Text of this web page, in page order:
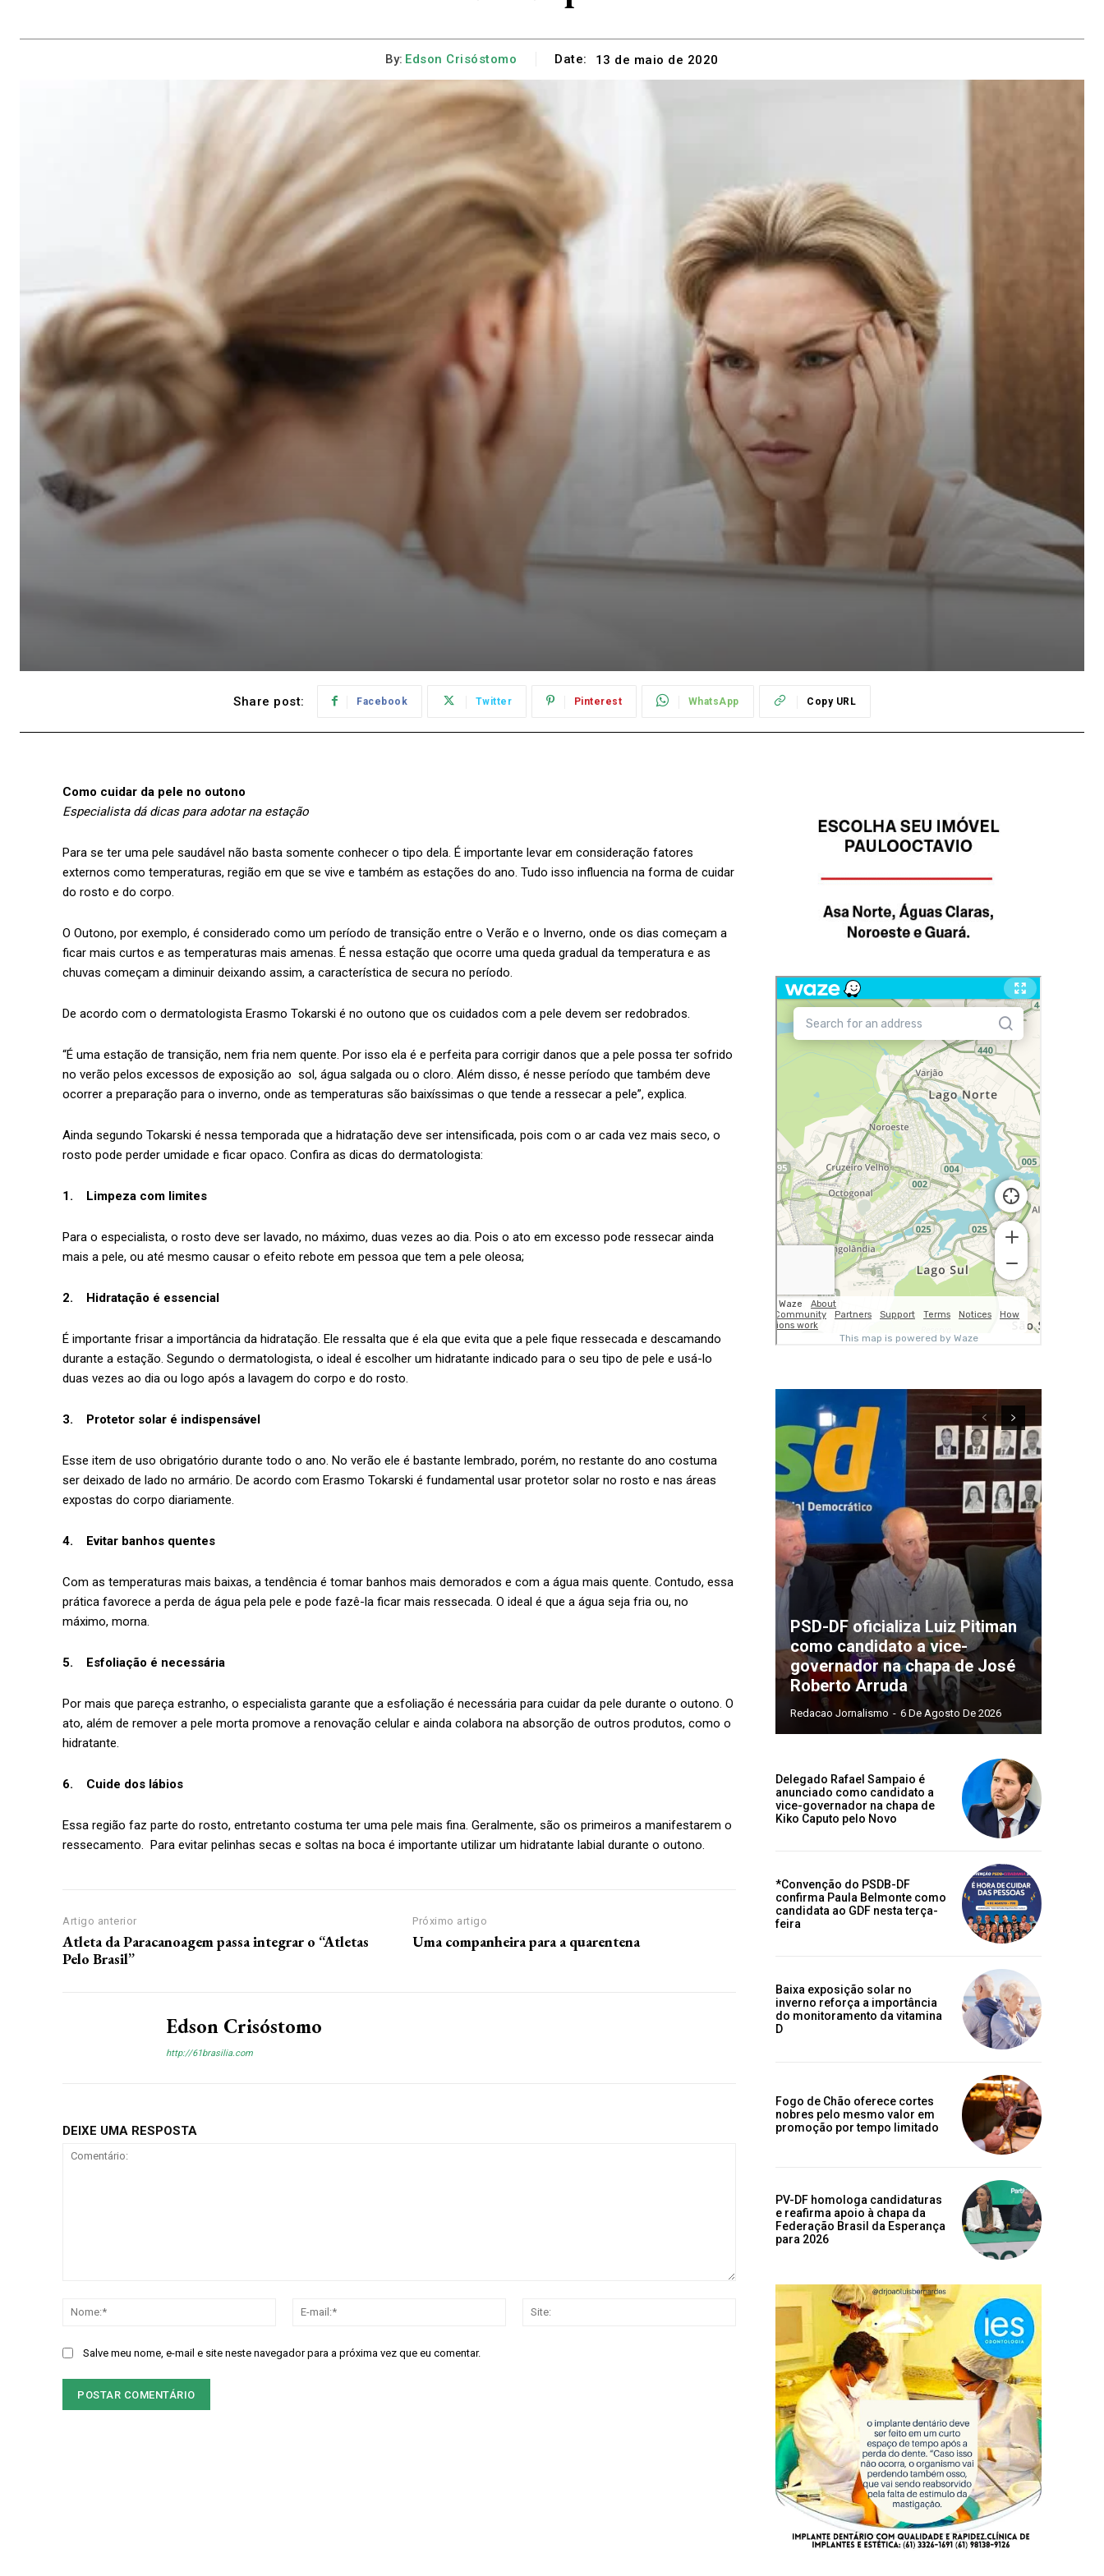
By: Edson Crisóstomo Date: 13 de maio de 2020
Share post: Facebook Twitter Pinterest WhatsApp Copy URL
Como cuidar da pele no outono
Especialista dá dicas para adotar na estação
Para se ter uma pele saudável não basta somente conhecer o tipo dela. É importante levar em consideração fatores
externos como temperaturas, região em que se vive e também as estações do ano. Tudo isso influencia na forma de cuidar
do rosto e do corpo.
O Outono, por exemplo, é considerado como um período de transição entre o Verão e o Inverno, onde os dias começam a
ficar mais curtos e as temperaturas mais amenas. É nessa estação que ocorre uma queda gradual da temperatura e as
chuvas começam a diminuir deixando assim, a característica de secura no período.
De acordo com o dermatologista Erasmo Tokarski é no outono que os cuidados com a pele devem ser redobrados.
“É uma estação de transição, nem fria nem quente. Por isso ela é e perfeita para corrigir danos que a pele possa ter sofrido
no verão pelos excessos de exposição ao sol, água salgada ou o cloro. Além disso, é nesse período que também deve
ocorrer a preparação para o inverno, onde as temperaturas são baixíssimas o que tende a ressecar a pele”, explica.
Ainda segundo Tokarski é nessa temporada que a hidratação deve ser intensificada, pois com o ar cada vez mais seco, o
rosto pode perder umidade e ficar opaco. Confira as dicas do dermatologista:
1. Limpeza com limites
Para o especialista, o rosto deve ser lavado, no máximo, duas vezes ao dia. Pois o ato em excesso pode ressecar ainda
mais a pele, ou até mesmo causar o efeito rebote em pessoa que tem a pele oleosa;
2. Hidratação é essencial
É importante frisar a importância da hidratação. Ele ressalta que é ela que evita que a pele fique ressecada e descamando
durante a estação. Segundo o dermatologista, o ideal é escolher um hidratante indicado para o seu tipo de pele e usá-lo
duas vezes ao dia ou logo após a lavagem do corpo e do rosto.
3. Protetor solar é indispensável
Esse item de uso obrigatório durante todo o ano. No verão ele é bastante lembrado, porém, no restante do ano costuma
ser deixado de lado no armário. De acordo com Erasmo Tokarski é fundamental usar protetor solar no rosto e nas áreas
expostas do corpo diariamente.
4. Evitar banhos quentes
Com as temperaturas mais baixas, a tendência é tomar banhos mais demorados e com a água mais quente. Contudo, essa
prática favorece a perda de água pela pele e pode fazê-la ficar mais ressecada. O ideal é que a água seja fria ou, no
máximo, morna.
5. Esfoliação é necessária
Por mais que pareça estranho, o especialista garante que a esfoliação é necessária para cuidar da pele durante o outono. O
ato, além de remover a pele morta promove a renovação celular e ainda colabora na absorção de outros produtos, como o
hidratante.
6. Cuide dos lábios
Essa região faz parte do rosto, entretanto costuma ter uma pele mais fina. Geralmente, são os primeiros a manifestarem o
ressecamento. Para evitar pelinhas secas e soltas na boca é importante utilizar um hidratante labial durante o outono.
Artigo anterior
Atleta da Paracanoagem passa integrar o “Atletas
Pelo Brasil”
Próximo artigo
Uma companheira para a quarentena
Edson Crisóstomo
http://61brasilia.com
DEIXE UMA RESPOSTA
Nome:*
Salve meu nome, e-mail e site neste navegador para a próxima vez que eu comentar.
PSD-DF oficializa Luiz Pitiman
como candidato a vice-
governador na chapa de José
Roberto Arruda
Redacao Jornalismo - 6 De Agosto De 2026
Delegado Rafael Sampaio é
anunciado como candidato a
vice-governador na chapa de
Kiko Caputo pelo Novo
*Convenção do PSDB-DF
confirma Paula Belmonte como
candidata ao GDF nesta terça-
feira
Baixa exposição solar no
inverno reforça a importância
do monitoramento da vitamina
D
Fogo de Chão oferece cortes
nobres pelo mesmo valor em
promoção por tempo limitado
PV-DF homologa candidaturas
e reafirma apoio à chapa da
Federação Brasil da Esperança
para 2026